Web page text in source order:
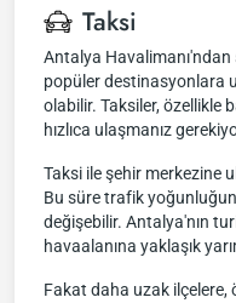
Taksi
Antalya
popüler destinasyonlara
olabilir. Taksiler, özellikle
hızlıca ulaşmanız
Taksi ile şehir merkezine
Bu süre trafik
değişebilir. Antalya'nın
havaalanına yaklaşık
Fakat daha uzak ilçelere,